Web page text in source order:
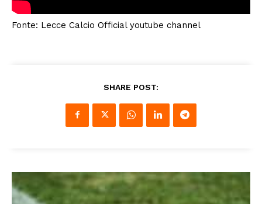
Fonte: Lecce Calcio Official youtube channel
SHARE POST: